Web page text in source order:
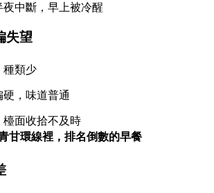
中斷，早上被冷醒
失望
種類少
，味道普通
檯面收拾不及時
甘環線裡，排名倒數的早餐